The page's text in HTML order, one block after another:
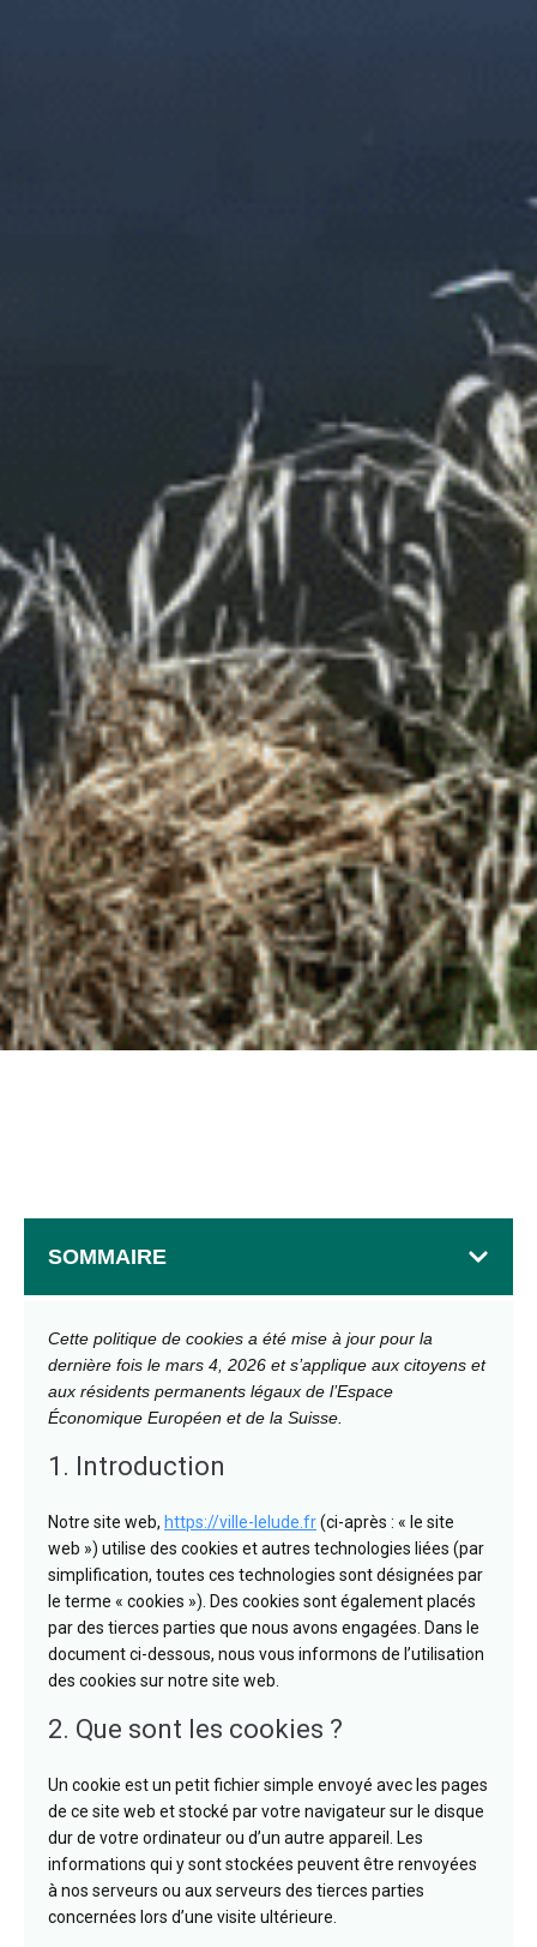
SOMMAIRE
Cette politique de cookies a été mise à jour pour la
dernière fois le mars 4, 2026 et s’applique aux citoyens et
aux résidents permanents légaux de l’Espace
Économique Européen et de la Suisse.
1. Introduction
Notre site web, https://ville-lelude.fr(ci-après : « le site
web ») utilise des cookies et autres technologies liées (par
simplification, toutes ces technologies sont désignées par
le terme « cookies »). Des cookies sont également placés
par des tierces parties que nous avons engagées. Dans le
document ci-dessous, nous vous informons de l’utilisation
des cookies sur notre site web.
2. Que sont les cookies ?
Un cookie est un petit fichier simple envoyé avec les pages
de ce site web et stocké par votre navigateur sur le disque
dur de votre ordinateur ou d’un autre appareil. Les
informations qui y sont stockées peuvent être renvoyées
à nos serveurs ou aux serveurs des tierces parties
concernées lors d’une visite ultérieure.